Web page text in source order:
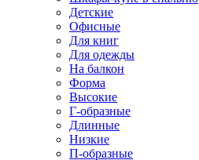
Детские
Офисные
Для книг
Для одежды
На балкон
Форма
Высокие
Г-образные
Длинные
Низкие
П-образные